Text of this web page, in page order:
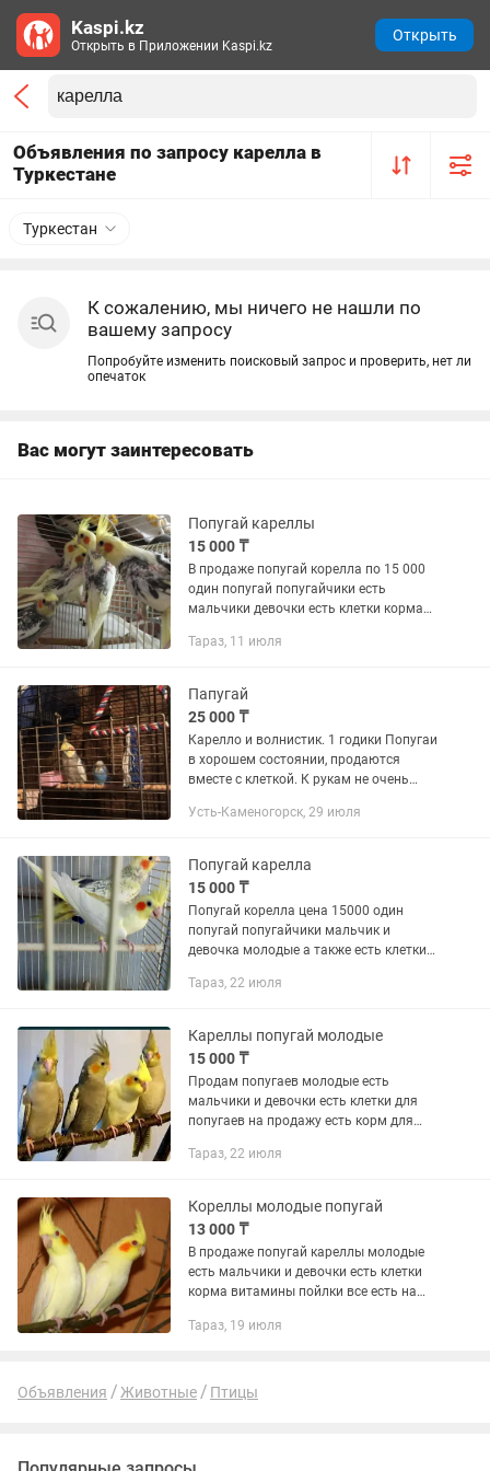
Объявления по запросу карелла в
Туркестане
Туркестан
К сожалению, мы ничего не нашли по
вашему запросу
Попробуйте изменить поисковый запрос и проверить, нет ли
опечаток
Вас могут заинтересовать
Попугай кареллы
15 000 ₸
В продаже попугай корелла по 15 000
один попугай попугайчики есть
мальчики девочки есть клетки корма
есть доставка по городу за отдельную
Тараз, 11 июля
Папугай
25 000 ₸
Карелло и волнистик. 1 годики Попугаи
в хорошем состоянии, продаются
вместе с клеткой. К рукам не очень
заниматься их приручением. Причина
Усть-Каменогорск, 29 июля
Попугай карелла
15 000 ₸
Попугай корелла цена 15000 один
попугай попугайчики мальчик и
девочка молодые а также есть клетки
витамины для попугаев есть на
Тараз, 22 июля
Кареллы попугай молодые
15 000 ₸
Продам попугаев молодые есть
мальчики и девочки есть клетки для
попугаев на продажу есть корм для
городу за отдельную цену есть
Тараз, 22 июля
Кореллы молодые попугай
13 000 ₸
В продаже попугай кареллы молодые
есть мальчики и девочки есть клетки
корма витамины пойлки все есть на
отдельную цену есть отправка другие
Тараз, 19 июля
Объявления Животные Птицы
Kaspi.kz
Открыть в Приложении Kaspi.kz
Открыть